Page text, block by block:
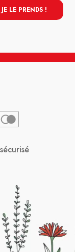
JE LE PRENDS !